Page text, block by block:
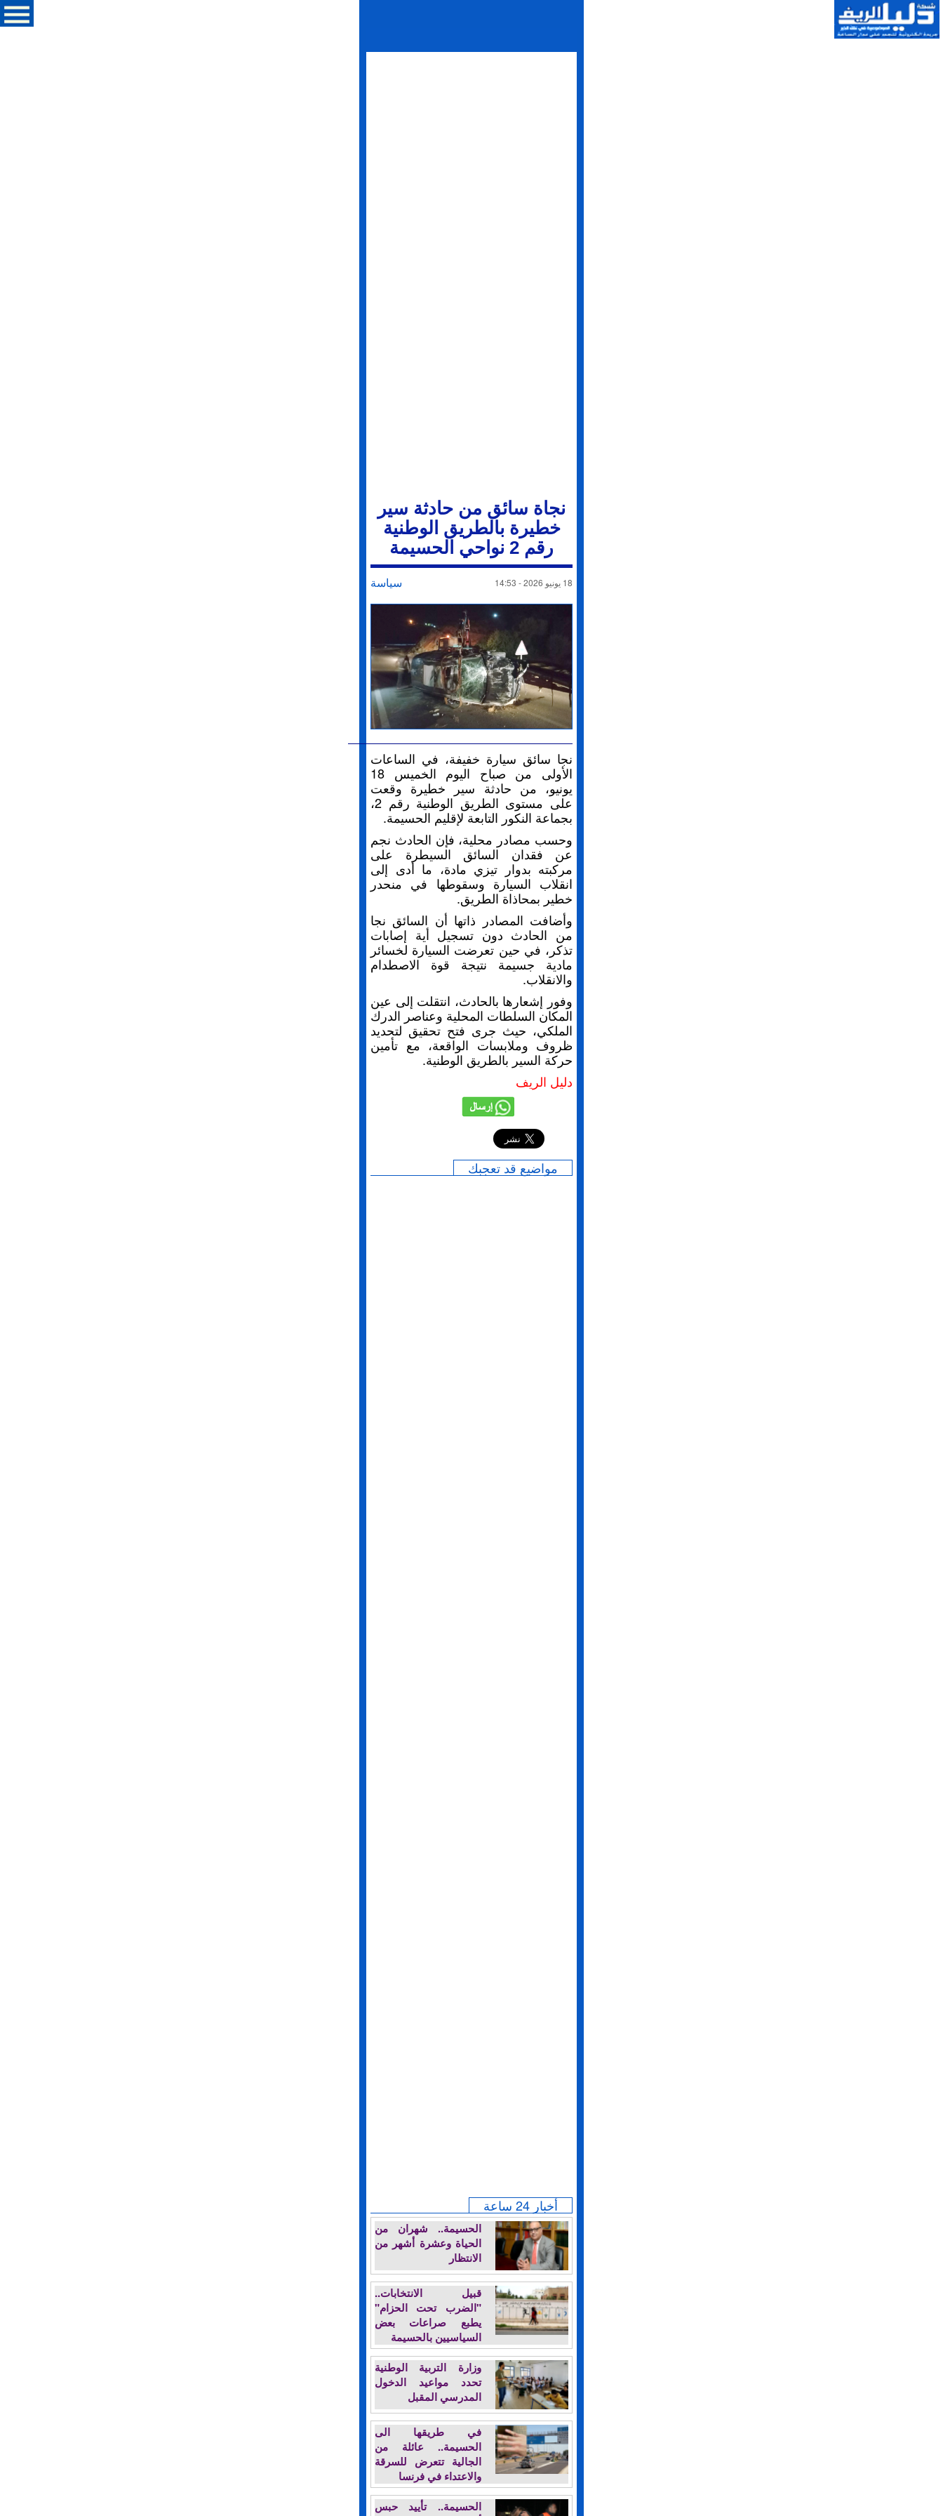
نجاة سائق من حادثة سير
خطيرة بالطريق الوطنية
رقم 2 نواحي الحسيمة
سياسة 18 يونيو 2026 - 14:53
نجا سائق سيارة خفيفة، في الساعات
الأولى من صباح اليوم الخميس 18
يونيو، من حادثة سير خطيرة وقعت
على مستوى الطريق الوطنية رقم 2،
بجماعة النكور التابعة لإقليم الحسيمة.
وحسب مصادر محلية، فإن الحادث نجم
عن فقدان السائق السيطرة على
مركبته بدوار تيزي مادة، ما أدى إلى
انقلاب السيارة وسقوطها في منحدر
خطير بمحاذاة الطريق.
وأضافت المصادر ذاتها أن السائق نجا
من الحادث دون تسجيل أية إصابات
تذكر، في حين تعرضت السيارة لخسائر
مادية جسيمة نتيجة قوة الاصطدام
والانقلاب.
وفور إشعارها بالحادث، انتقلت إلى عين
المكان السلطات المحلية وعناصر الدرك
الملكي، حيث جرى فتح تحقيق لتحديد
ظروف وملابسات الواقعة، مع تأمين
حركة السير بالطريق الوطنية.
دليل الريف
مواضيع قد تعجبك
أخبار 24 ساعة
الحسيمة.. شهران من
الحياة وعشرة أشهر من
الانتظار
قبيل الانتخابات..
"الضرب تحت الحزام"
يطبع صراعات بعض
السياسيين بالحسيمة
وزارة التربية الوطنية
تحدد مواعيد الدخول
المدرسي المقبل
في طريقها الى
الحسيمة.. عائلة من
الجالية تتعرض للسرقة
والاعتداء في فرنسا
الحسيمة.. تأييد حبس